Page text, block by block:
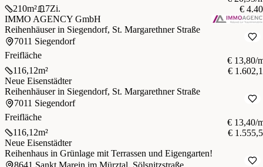
210m² 7Zi.
€
IMMO AGENCY GmbH
Reihenhäuser in Siegendorf, St. Margarethner Straße
7011 Siegendorf
Freifläche
116,12m²
€ 13,80/
€
Neue Eisenstädter
Reihenhäuser in Siegendorf, St. Margarethner Straße
7011 Siegendorf
Freifläche
116,12m²
€ 13,40/
€
Neue Eisenstädter
Reihenhaus in Grünlage mit Terrassen und Eigengarten!